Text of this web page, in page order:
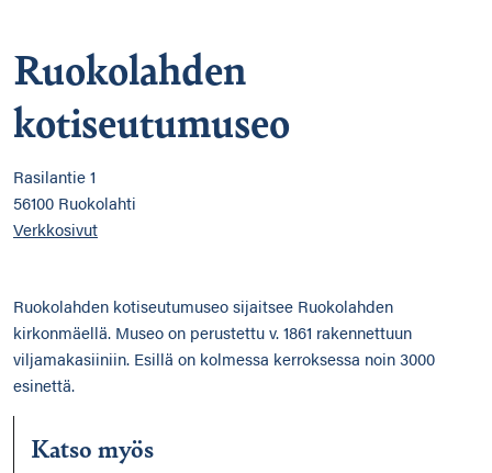
Ruokolahden
kotiseutumuseo
Rasilantie 1
56100 Ruokolahti
Verkkosivut
Ruokolahden kotiseutumuseo sijaitsee Ruokolahden
kirkonmäellä. Museo on perustettu v. 1861 rakennettuun
viljamakasiiniin. Esillä on kolmessa kerroksessa noin 3000
esinettä.
Katso myös